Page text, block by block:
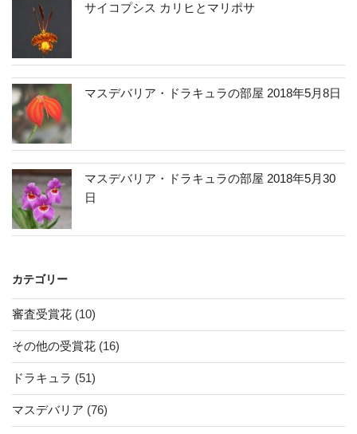
サイコプシス カリヒとマリポサ
マスデバリア・ドラキュラの部屋 2018年5月8日
マスデバリア・ドラキュラの部屋 2018年5月30
日
カテゴリー
審査受賞花 (10)
その他の受賞花 (16)
ドラキュラ (51)
マスデバリア (76)